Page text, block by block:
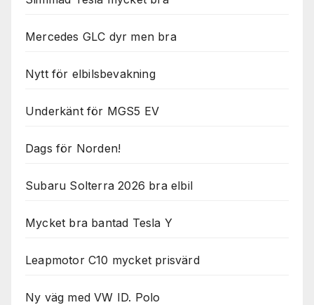
Mercedes GLC dyr men bra
Nytt för elbilsbevakning
Underkänt för MGS5 EV
Dags för Norden!
Subaru Solterra 2026 bra elbil
Mycket bra bantad Tesla Y
Leapmotor C10 mycket prisvärd
Ny väg med VW ID. Polo